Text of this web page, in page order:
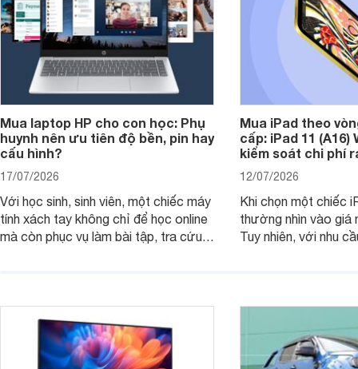
Mua laptop HP cho con học: Phụ
huynh nên ưu tiên độ bền, pin hay
cấu hình?
17/07/2026
Với học sinh, sinh viên, một chiếc máy
tính xách tay không chỉ để học online
mà còn phục vụ làm bài tập, tra cứu,
thay vì chỉ so sánh cấu hình trên giấy.
Mua iPad theo
cấp: iPad 11 (A16)
kiểm soát chi phí
12/07/2026
Khi chọn một chiếc
thường nhìn vào
Tuy nhiên, với nhu
không, dùng được